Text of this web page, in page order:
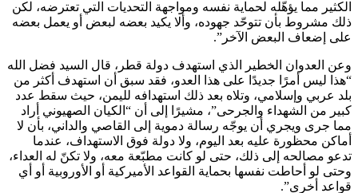
الكثير مما يؤهّله لحماية نفسه ومواجهة التحديات التي تعترضه، لكن
ذلك مشروط بأن تتوحّد جهوده، وألا يكيد بعضه لبعض أو يعمل بعضه
على إضعاف البعض الآخر”.
‏وعن العدوان الخطير الذي استهدف دولة قطر، قال السيد فضل الله
“هذا ليس أمرًا جديدًا على هذا العدو، فقد سبق أن استهدف أكثر من
بلد عربي وإسلامي، وتلاه بعد ذلك استهدافه لليمن، حيث سقط عدد
كبير من الشهداء والجرحى”، مشيرًا إلى أن “الكيان الصهيوني أراد
مما جرى ويجري أن يوجّه رسالة دموية إلى القاصي والداني، بأن لا
أماكن محظورة عليه بعد اليوم، ولا دولة فوق الاستهداف، عندما
تدعو مصالحه إلى ذلك، حتى لو كانت مطبّعة معه، ولا تكنّ له العداء،
وحتى لو أحاطت نفسها بحماية القواعد الأميركية أو الأوروبية أو أي
قواعد أخرى”.